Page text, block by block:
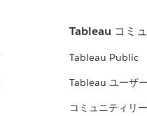
Tableau コミ
Tableau Public
Tableau ユーザ
コミュニティリ